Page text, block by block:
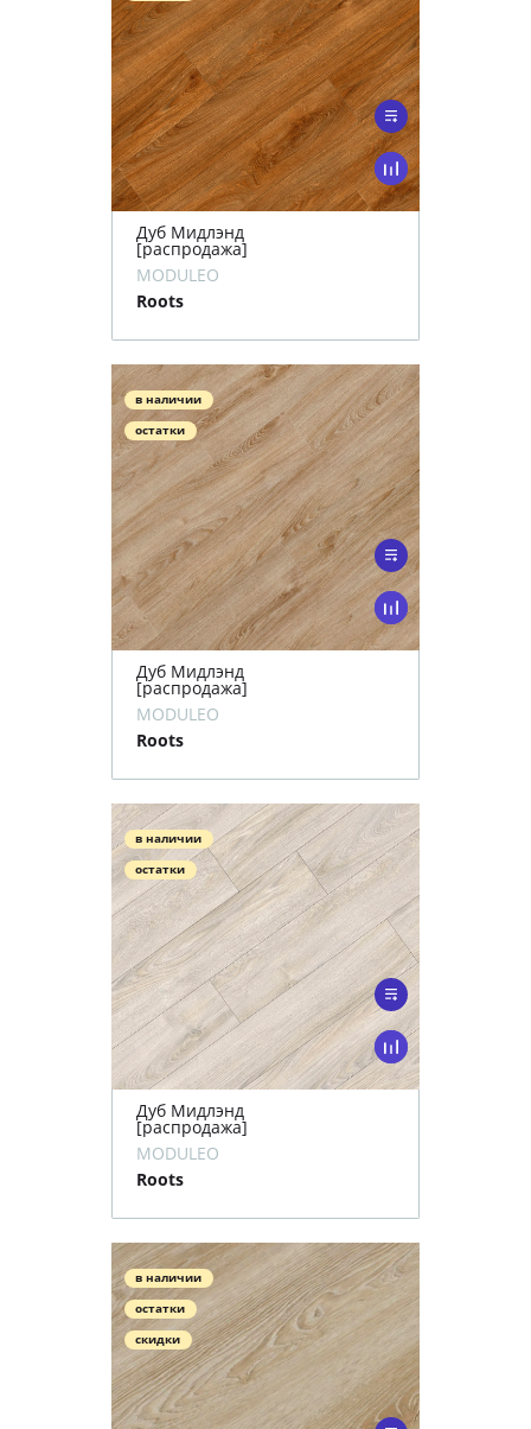
Дуб Мидлэнд
[распродажа]
MODULEO
Roots
в наличии
остатки
Дуб Мидлэнд
[распродажа]
MODULEO
Roots
в наличии
остатки
Дуб Мидлэнд
[распродажа]
MODULEO
Roots
в наличии
остатки
скидки